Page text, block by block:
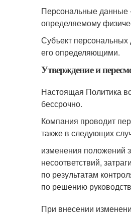
Персональные данные
определяемому
Субъект
его определяющими.
Утверждение и
Настоящая Политика
бессрочно.
Компания проводит
также в следующих
изменения положений
несоответствий,
по результатам
по решению
При внесении